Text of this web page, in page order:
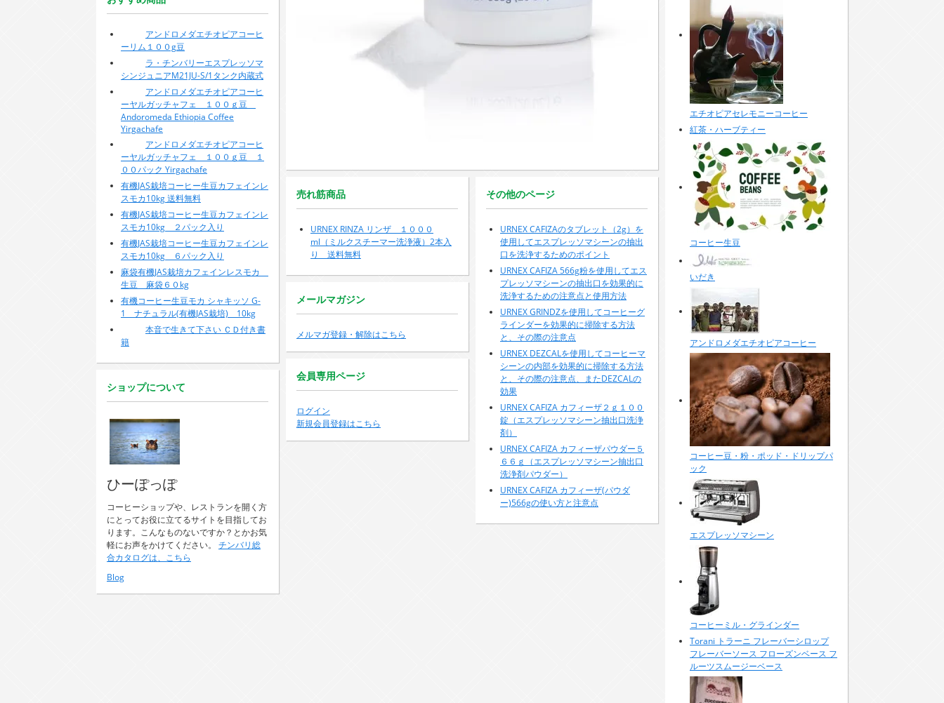
エチオピアセレモニーコーヒー
紅茶・ハーブティー
コーヒー生豆
いだき
アンドロメダエチオピアコーヒー
コーヒー豆・粉・ポッド・ドリップパ
ック
エスプレッソマシーン
コーヒーミル・グラインダー
Torani トラーニ フレーバーシロップ
フレーバーソース フローズンベース フ
ルーツスムージーベース
アンドロメダエチオピアコーヒ
ーリム１００g豆
ラ・チンバリーエスプレッソマ
シンジュニアM21JU-S/1タンク内蔵式
アンドロメダエチオピアコーヒ
ーヤルガッチャフェ １００ｇ豆
Andoromeda Ethiopia Coffee
Yirgachafe
アンドロメダエチオピアコーヒ
ーヤルガッチャフェ １００ｇ豆 １
００パック Yirgachafe
有機JAS栽培コーヒー生豆カフェインレ
スモカ10kg 送料無料
有機JAS栽培コーヒー生豆カフェインレ
スモカ10kg ２パック入り
有機JAS栽培コーヒー生豆カフェインレ
スモカ10kg ６パック入り
麻袋有機JAS栽培カフェインレスモカ
生豆 麻袋６０kg
有機コーヒー生豆モカ シャキッソ G-
1 ナチュラル(有機JAS栽培) 10kg
本音で生きて下さい ＣＤ付き書
籍
売れ筋商品
URNEX RINZA リンザ １０００
ml（ミルクスチーマー洗浄液）2本入
り 送料無料
その他のページ
URNEX CAFIZAのタブレット（2g）を
使用してエスプレッソマシーンの抽出
口を洗浄するためのポイント
URNEX CAFIZA 566g粉を使用してエス
プレッソマシーンの抽出口を効果的に
洗浄するための注意点と使用方法
URNEX GRINDZを使用してコーヒーグ
ラインダーを効果的に掃除する方法
と、その際の注意点
URNEX DEZCALを使用してコーヒーマ
シーンの内部を効果的に掃除する方法
と、その際の注意点、またDEZCALの
効果
URNEX CAFIZA カフィーザ２ｇ１００
錠（エスプレッソマシーン抽出口洗浄
剤）
URNEX CAFIZA カフィーザパウダー５
６６ｇ（エスプレッソマシーン抽出口
洗浄剤パウダー）
URNEX CAFIZA カフィーザ(パウダ
ー)566gの使い方と注意点
メールマガジン
メルマガ登録・解除はこちら
会員専用ページ
ログイン
新規会員登録はこちら
ショップについて
ひーぽっぽ
コーヒーショップや、レストランを開く方
にとってお役に立てるサイトを目指してお
ります。こんなものないですか？とかお気
軽にお声をかけてください。 チンバリ総
合カタログは、こちら
Blog